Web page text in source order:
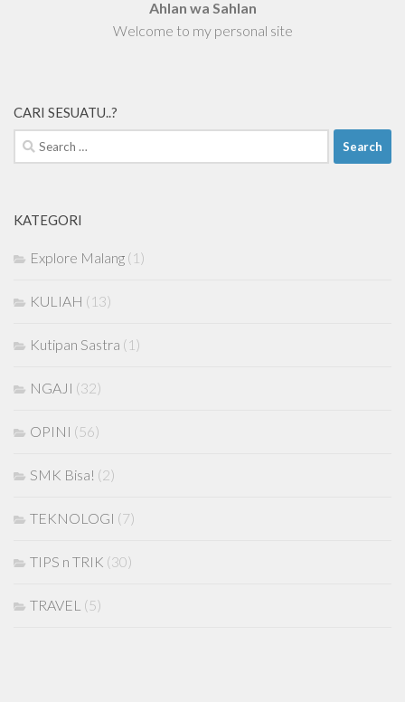
Ahlan wa Sahlan
Welcome to my personal site
CARI SESUATU..?
Search
for:
KATEGORI
Explore Malang (1)
KULIAH (13)
Kutipan Sastra (1)
NGAJI (32)
OPINI (56)
SMK Bisa! (2)
TEKNOLOGI (7)
TIPS n TRIK (30)
TRAVEL (5)